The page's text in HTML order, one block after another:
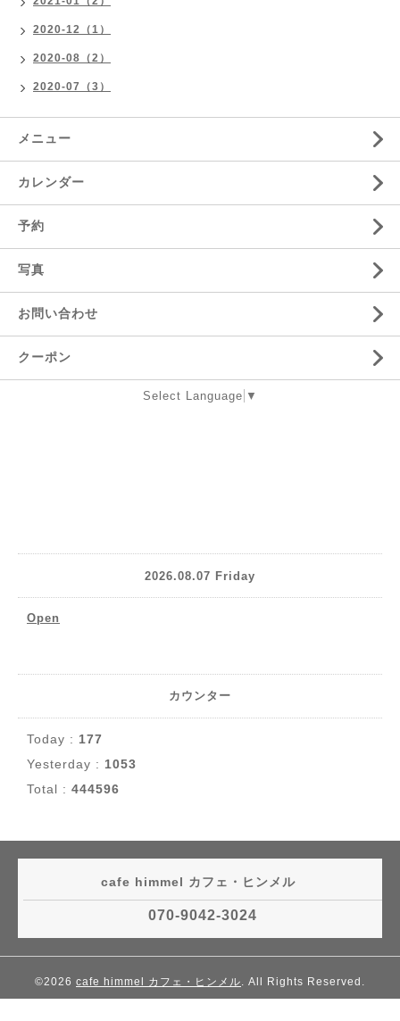
2020-12（1）
2020-08（2）
2020-07（3）
メニュー
カレンダー
予約
写真
お問い合わせ
クーポン
Select Language ▼
2026.08.07 Friday
Open
カウンター
Today : 177
Yesterday : 1053
Total : 444596
cafe himmel カフェ・ヒンメル
070-9042-3024
©2026 cafe himmel カフェ・ヒンメル. All Rights Reserved.